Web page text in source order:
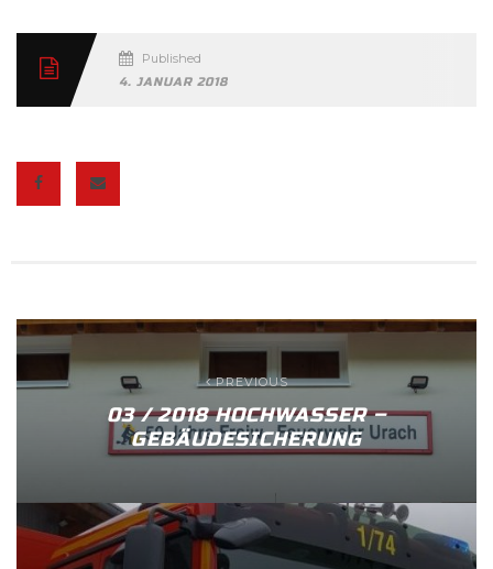
Published
4. JANUAR 2018
PREVIOUS
03 / 2018 HOCHWASSER –
GEBÄUDESICHERUNG